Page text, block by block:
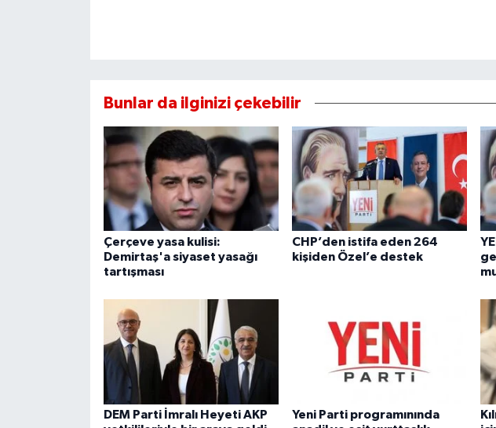
Bunlar da ilginizi çekebilir
Çerçeve yasa kulisi:
Demirtaş'a siyaset yasağı
tartışması
CHP’den istifa eden 264
kişiden Özel’e destek
DEM Parti İmralı Heyeti AKP
Yeni Parti programınında